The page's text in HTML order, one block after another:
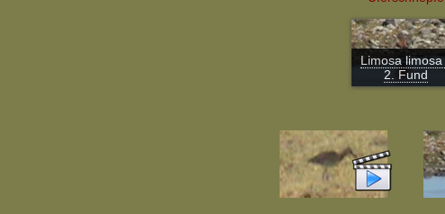
Limosa limosa
2. Fund